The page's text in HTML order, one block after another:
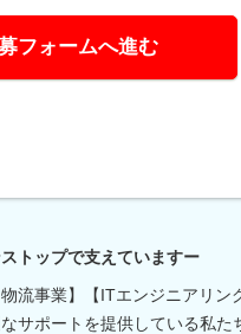
フォームへ進む
トップで支えていますー
流事業】【ITエンジニアリ
サポートを提供している私た